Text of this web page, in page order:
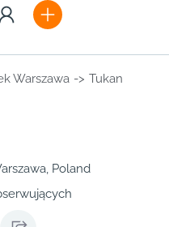
Warszawa -> Tukan
Poland